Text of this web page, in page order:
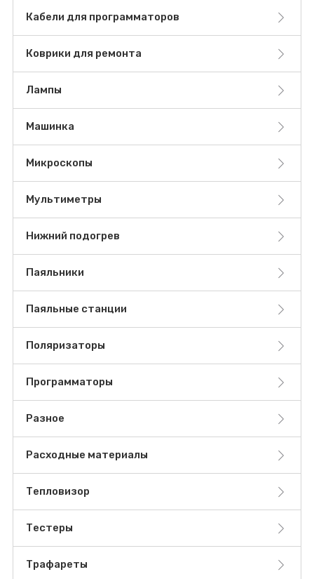
Кабели для программаторов
Коврики для ремонта
Лампы
Машинка
Микроскопы
Мультиметры
Нижний подогрев
Паяльники
Паяльные станции
Поляризаторы
Программаторы
Разное
Расходные материалы
Тепловизор
Тестеры
Трафареты